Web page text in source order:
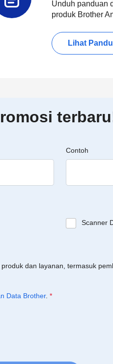
Unduh panduan
produk Brother
Lihat
Contoh
Scanner
dan layanan, termasuk
Data Brother. *